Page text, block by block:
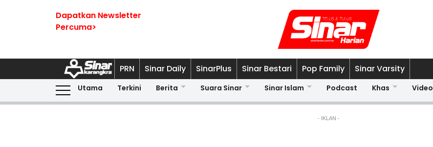
Dapatkan Newsletter
Percuma>
PRN Sinar Daily SinarPlus Sinar Bestari Pop Family Sinar Varsity
Utama Terkini Berita Suara Sinar Sinar Islam Podcast Khas Video
- IKLAN -